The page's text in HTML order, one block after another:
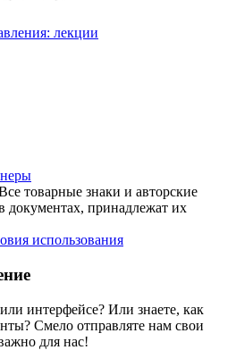
лекции
товарные знаки и авторские
документах, принадлежат их
использования
интерфейсе? Или знаете, как
Смело отправляте нам свои
для нас!